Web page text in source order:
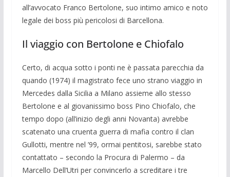
all’avvocato Franco Bertolone, suo intimo amico e noto
legale dei boss più pericolosi di Barcellona.
Il viaggio con Bertolone e Chiofalo
Certo, di acqua sotto i ponti ne è passata parecchia da
quando (1974) il magistrato fece uno strano viaggio in
Mercedes dalla Sicilia a Milano assieme allo stesso
Berto­lone e al giovanissimo boss Pino Chiofa­lo, che
tempo dopo (all’inizio degli anni Novanta) avrebbe
scatenato una cruenta guerra di mafia contro il clan
Gullotti, mentre nel ’99, ormai pentitosi, sarebbe stato
contattato – secondo la Procura di Palermo – da
Marcello Dell’Utri per con­vincerlo a screditare i tre